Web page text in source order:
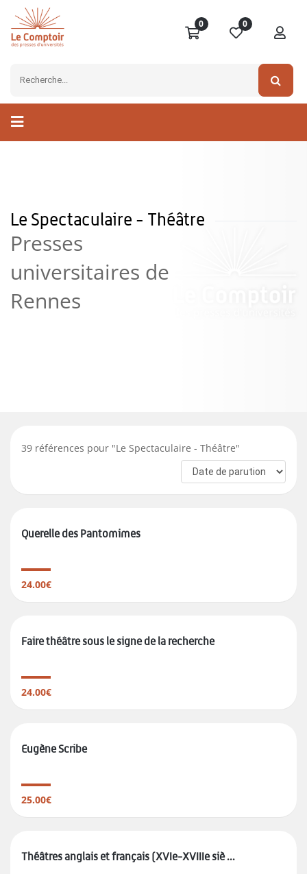
0 0
Le Spectaculaire - Théâtre
Presses
universitaires de
Rennes
39 références pour "Le Spectaculaire - Théâtre"
Querelle des Pantomimes
24.00€
Faire théâtre sous le signe de la recherche
24.00€
Eugène Scribe
25.00€
Théâtres anglais et français (XVIe-XVIIIe siè ...